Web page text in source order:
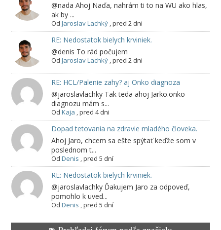
@nada Ahoj Naďa, nahrám ti to na WU ako hlas,
ak by ...
Od Jaroslav Lachký,pred 2 dni
RE: Nedostatok bielych krviniek.
@denis To rád počujem
Od Jaroslav Lachký,pred 2 dni
RE: HCL/Palenie zahy? aj Onko diagnoza
@jaroslavlachky Tak teda ahoj Jarko.onko
diagnozu mám s...
Od Kaja ,pred 4 dni
Dopad tetovania na zdravie mladého človeka.
Ahoj Jaro, chcem sa ešte spýtať keďže som v
poslednom t...
Od Denis ,pred 5 dní
RE: Nedostatok bielych krviniek.
@jaroslavlachky Ďakujem Jaro za odpoveď,
pomohlo k uved...
Od Denis ,pred 5 dní